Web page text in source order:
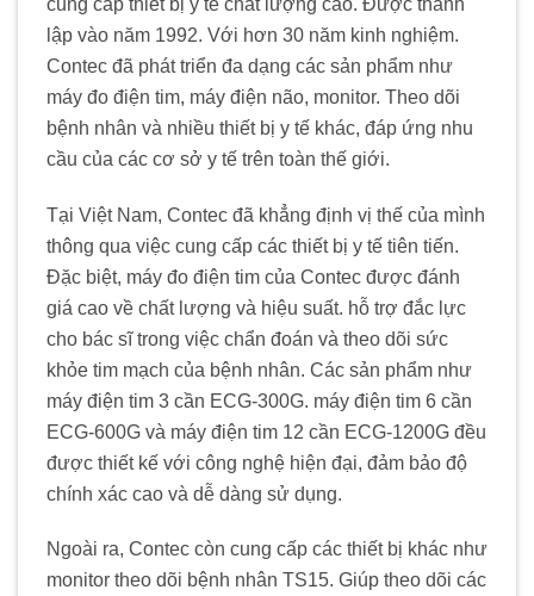
lập vào năm 1992. Với hơn 30 năm kinh nghiệm.
Contec đã phát triển đa dạng các sản phẩm như
máy đo điện tim, máy điện não, monitor. Theo dõi
bệnh nhân và nhiều thiết bị y tế khác, đáp ứng nhu
cầu của các cơ sở y tế trên toàn thế giới.
Tại Việt Nam, Contec đã khẳng định vị thế của mình
thông qua việc cung cấp các thiết bị y tế tiên tiến.
Đặc biệt, máy đo điện tim của Contec được đánh
giá cao về chất lượng và hiệu suất. hỗ trợ đắc lực
cho bác sĩ trong việc chẩn đoán và theo dõi sức
khỏe tim mạch của bệnh nhân. Các sản phẩm như
máy điện tim 3 cần ECG-300G. máy điện tim 6 cần
ECG-600G và máy điện tim 12 cần ECG-1200G đều
được thiết kế với công nghệ hiện đại, đảm bảo độ
chính xác cao và dễ dàng sử dụng.
Ngoài ra, Contec còn cung cấp các thiết bị khác như
monitor theo dõi bệnh nhân TS15. Giúp theo dõi các